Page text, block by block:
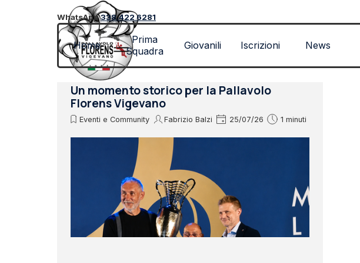
WhatsApp338.422 6281
Home
Prima
Squadra
Giovanili Iscrizioni News
Un momento storico per la Pallavolo
Florens Vigevano
Eventi e Community Fabrizio Balzi 25/07/26 1 minuti